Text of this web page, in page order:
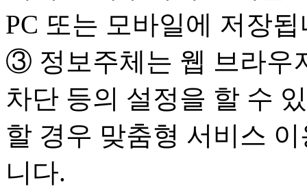
PC 또는 모바일에 저장됩
③ 정보주체는 웹 브라우
차단 등의 설정을 할 수
할 경우 맞춤형 서비스
니다.